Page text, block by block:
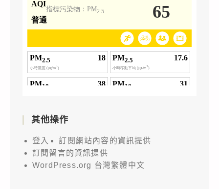
其他操作
登入
訂閱網站內容的資訊提供
訂閱留言的資訊提供
WordPress.org 台灣繁體中文